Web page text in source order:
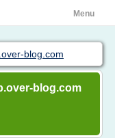
Menu
blog.com
blog.com